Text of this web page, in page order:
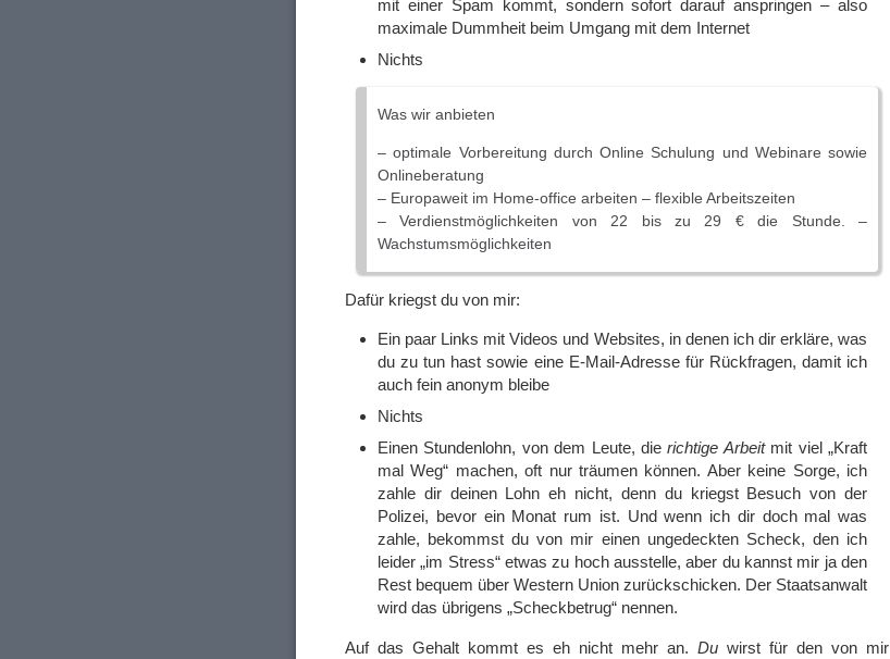
mit einer Spam kommt, sondern sofort darauf anspringen – also
maximale Dummheit beim Umgang mit dem Internet
Nichts
Was wir anbieten
– optimale Vorbereitung durch Online Schulung und Webinare sowie
Onlineberatung
– Europaweit im Home-office arbeiten – flexible Arbeitszeiten
– Verdienstmöglichkeiten von 22 bis zu 29 € die Stunde. –
Wachstumsmöglichkeiten
Dafür kriegst du von mir:
Ein paar Links mit Videos und Websites, in denen ich dir erkläre, was
du zu tun hast sowie eine E-Mail-Adresse für Rückfragen, damit ich
auch fein anonym bleibe
Nichts
Einen Stundenlohn, von dem Leute, dierichtige Arbeitmit viel „Kraft
mal Weg“ machen, oft nur träumen können. Aber keine Sorge, ich
zahle dir deinen Lohn eh nicht, denn du kriegst Besuch von der
Polizei, bevor ein Monat rum ist. Und wenn ich dir doch mal was
zahle, bekommst du von mir einen ungedeckten Scheck, den ich
leider „im Stress“ etwas zu hoch ausstelle, aber du kannst mir ja den
Rest bequem über Western Union zurückschicken. Der Staatsanwalt
wird das übrigens „Scheckbetrug“ nennen.
Auf das Gehalt kommt es eh nicht mehr an. Du wirst für den von mir